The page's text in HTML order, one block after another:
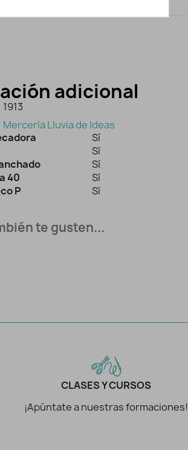
adicional
1913
Mercería Lluvia de Ideas
Sí
Sí
Sí
40
Sí
P
Sí
te gusten...
CLASES Y CURSOS
¡Apúntate a nuestras formaciones!